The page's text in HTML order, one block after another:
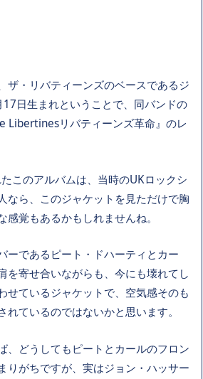
ザ・リバティーンズのベースであるジ
日生まれということで、同バンドの
Libertinesリバティーンズ革命』のレ
このアルバムは、当時のUKロックシ
なら、このジャケットを見ただけで胸
覚もあるかもしれませんね。
ーであるピート・ドハーティとカー
を寄せ合いながらも、今にも壊れてし
せているジャケットで、空気感そのも
ているのではないかと思います。
、どうしてもピートとカールのフロン
りがちですが、実はジョン・ハッサー